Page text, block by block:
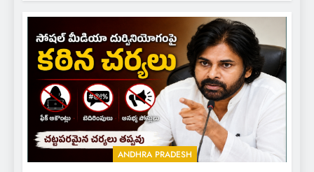
ANDHRA PRADESH